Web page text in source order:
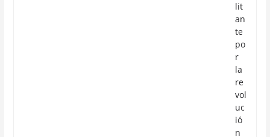
lit
an
te
po
r
la
re
vol
uc
ió
n